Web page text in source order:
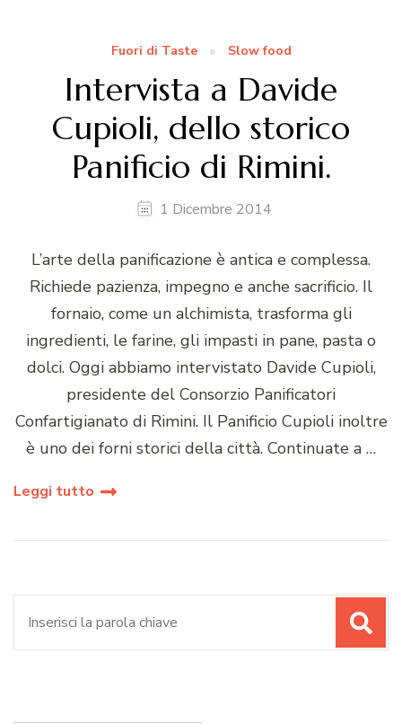
Fuori di Taste Slow food
Intervista a Davide
Cupioli, dello storico
Panificio di Rimini.
1 Dicembre 2014
L’arte della panificazione è antica e complessa.
Richiede pazienza, impegno e anche sacrificio. Il
fornaio, come un alchimista, trasforma gli
ingredienti, le farine, gli impasti in pane, pasta o
dolci. Oggi abbiamo intervistato Davide Cupioli,
presidente del Consorzio Panificatori
Confartigianato di Rimini. Il Panificio Cupioli inoltre
è uno dei forni storici della città. Continuate a …
Leggi tutto